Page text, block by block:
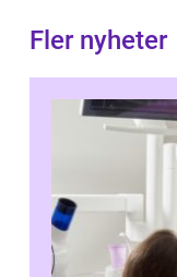
Fler nyheter